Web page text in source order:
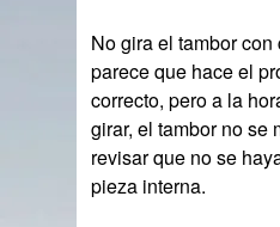
No gira el tambor
parece que hace el
correcto, pero a la
girar, el tambor no se
revisar que no se
pieza interna.